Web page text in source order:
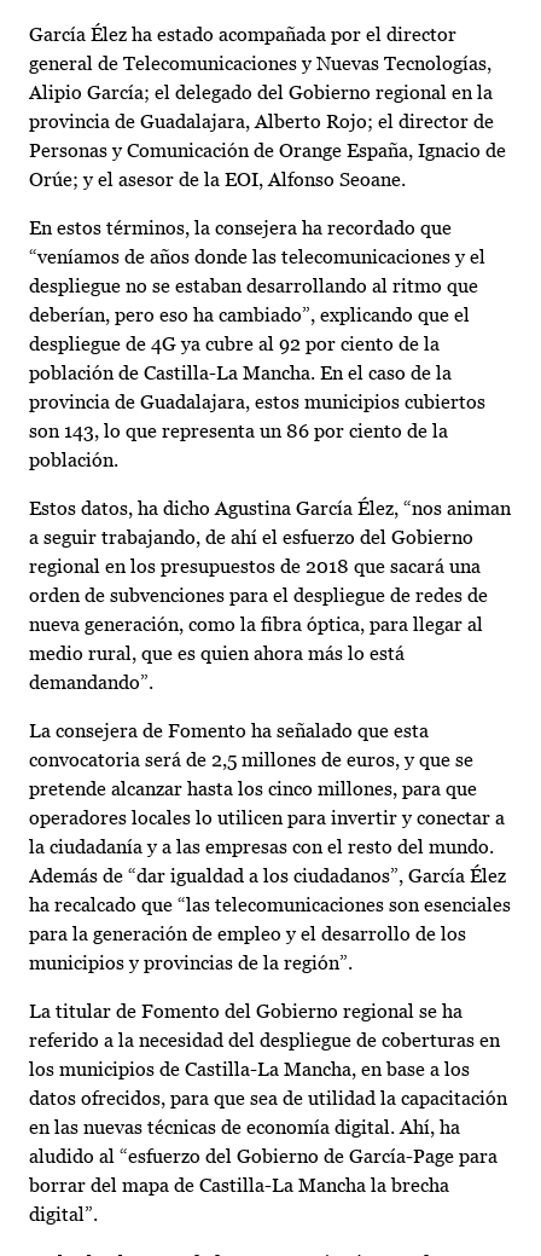
García Élez ha estado acompañada por el director
general de Telecomunicaciones y Nuevas Tecnologías,
Alipio García; el delegado del Gobierno regional en la
provincia de Guadalajara, Alberto Rojo; el director de
Personas y Comunicación de Orange España, Ignacio de
Orúe; y el asesor de la EOI, Alfonso Seoane.
En estos términos, la consejera ha recordado que
“veníamos de años donde las telecomunicaciones y el
despliegue no se estaban desarrollando al ritmo que
deberían, pero eso ha cambiado”, explicando que el
despliegue de 4G ya cubre al 92 por ciento de la
población de Castilla-La Mancha. En el caso de la
provincia de Guadalajara, estos municipios cubiertos
son 143, lo que representa un 86 por ciento de la
población.
Estos datos, ha dicho Agustina García Élez, “nos animan
a seguir trabajando, de ahí el esfuerzo del Gobierno
regional en los presupuestos de 2018 que sacará una
orden de subvenciones para el despliegue de redes de
nueva generación, como la fibra óptica, para llegar al
medio rural, que es quien ahora más lo está
demandando”.
La consejera de Fomento ha señalado que esta
convocatoria será de 2,5 millones de euros, y que se
pretende alcanzar hasta los cinco millones, para que
operadores locales lo utilicen para invertir y conectar a
la ciudadanía y a las empresas con el resto del mundo.
Además de “dar igualdad a los ciudadanos”, García Élez
ha recalcado que “las telecomunicaciones son esenciales
para la generación de empleo y el desarrollo de los
municipios y provincias de la región”.
La titular de Fomento del Gobierno regional se ha
referido a la necesidad del despliegue de coberturas en
los municipios de Castilla-La Mancha, en base a los
datos ofrecidos, para que sea de utilidad la capacitación
en las nuevas técnicas de economía digital. Ahí, ha
aludido al “esfuerzo del Gobierno de García-Page para
borrar del mapa de Castilla-La Mancha la brecha
digital”.